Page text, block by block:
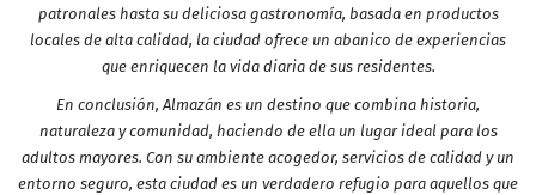
patronales hasta su deliciosa gastronomía, basada en productos
locales de alta calidad, la ciudad ofrece un abanico de experiencias
que enriquecen la vida diaria de sus residentes.
En conclusión, Almazán es un destino que combina historia,
naturaleza y comunidad, haciendo de ella un lugar ideal para los
adultos mayores. Con su ambiente acogedor, servicios de calidad y un
entorno seguro, esta ciudad es un verdadero refugio para aquellos que